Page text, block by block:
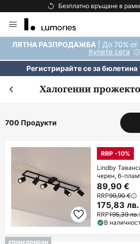
Безплатна доставка
Прескачане
към
съдържанието
ЛЯТНА РАЗПРОДАЖБА | До 70%
Купете сега
Регистрирайте се за бюлетина
Халогенни
700 Продукти
RRP -10%
Lindby
черен, 6-
89,90 €
RRP99,90 €
175,83 лв.
RRP195,39 лв.
В
спонсориран